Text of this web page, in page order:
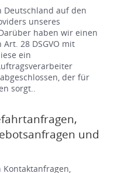
Deutschland auf den
unseres
haben wir einen
28 DSGVO mit
ein
der für
sorgt..
und
Kontaktanfragen,